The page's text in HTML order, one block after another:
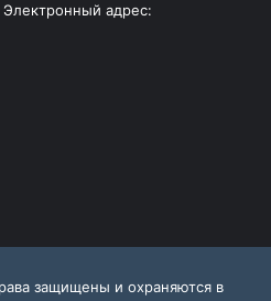
адрес:
защищены и охраняются в